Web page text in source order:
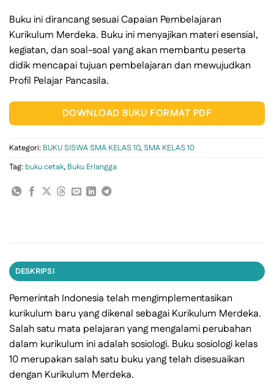
Buku ini dirancang sesuai Capaian Pembelajaran
Kurikulum Merdeka. Buku ini menyajikan materi esensial,
kegiatan, dan soal-soal yang akan membantu peserta
didik mencapai tujuan pembelajaran dan mewujudkan
Profil Pelajar Pancasila.
DOWNLOAD BUKU FORMAT PDF
Kategori: BUKU SISWA SMA KELAS 10,SMA KELAS 10
Tag: buku cetak, Buku Erlangga
DESKRIPSI
Pemerintah Indonesia telah mengimplementasikan
kurikulum baru yang dikenal sebagai Kurikulum Merdeka.
Salah satu mata pelajaran yang mengalami perubahan
dalam kurikulum ini adalah sosiologi. Buku sosiologi kelas
10 merupakan salah satu buku yang telah disesuaikan
dengan Kurikulum Merdeka.